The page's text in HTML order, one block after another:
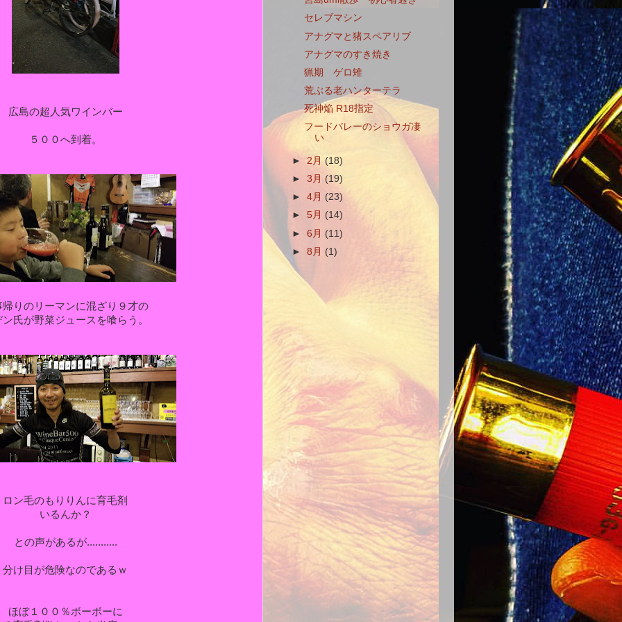
広島の超人気ワインバー
５００へ到着。
帰りのリーマンに混ざり９才の
ン氏が野菜ジュースを喰らう。
ロン毛のもりりんに育毛剤
いるんか？
との声があるが...........
分け目が危険なのであるｗ
ほぼ１００％ボーボーに
セレブマシン
アナグマと猪スペアリブ
アナグマのすき焼き
猟期 ゲロ雉
荒ぶる老ハンターテラ
死神焔 R18指定
フードバレーのショウガ凄
い
►2月(18)
►3月(19)
►4月 (23)
► 5月 (14)
►6月 (11)
►8月 (1)